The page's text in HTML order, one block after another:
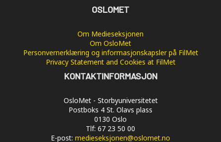
OSLOMET
Om Medieseksjonen
Om OsloMet
Personvernerklæring og informasjonskapsler på FilMet
Privacy Statement and Cookies at FilMet
KONTAKTINFORMASJON
OsloMet - Storbyuniversitetet
Postboks 4 St. Olavs plass
0130 Oslo
Tlf: 67 23 50 00
E-post: medieseksjonen@oslomet.no